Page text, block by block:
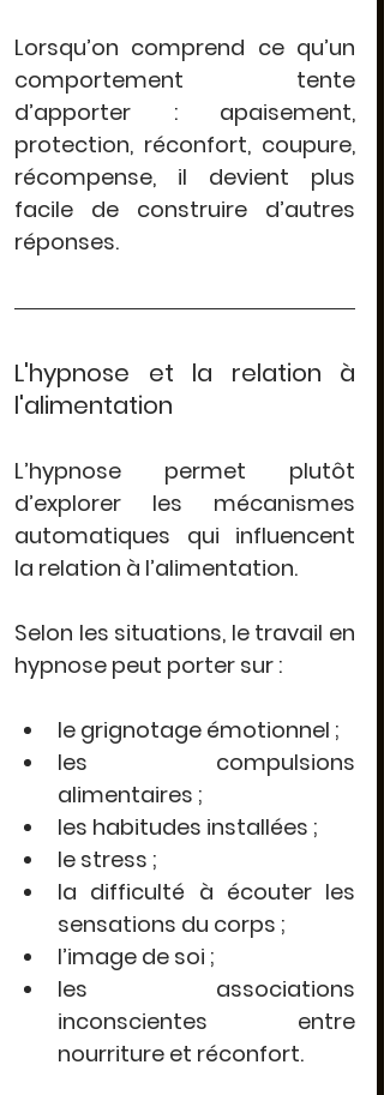
Lorsqu’on comprend ce qu’un
comportement tente
d’apporter : apaisement,
protection, réconfort, coupure,
récompense, il devient plus
facile de construire d’autres
réponses.
L'hypnose et la relation à
l'alimentation
L’hypnose permet plutôt
d’explorer les mécanismes
automatiques qui influencent
la relation à l’alimentation.
Selon les situations, le travail en
hypnose peut porter sur :
le grignotage émotionnel ;
les compulsions
alimentaires ;
les habitudes installées ;
le stress ;
la difficulté à écouter les
sensations du corps ;
l’image de soi ;
les associations
inconscientes entre
nourriture et réconfort.